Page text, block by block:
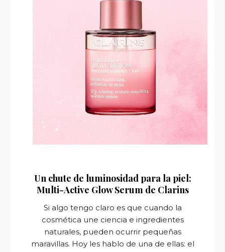
Un chute de luminosidad para la piel:
Multi-Active Glow Serum de Clarins
Si algo tengo claro es que cuando la
cosmética une ciencia e ingredientes
naturales, pueden ocurrir pequeñas
maravillas. Hoy les hablo de una de ellas: el